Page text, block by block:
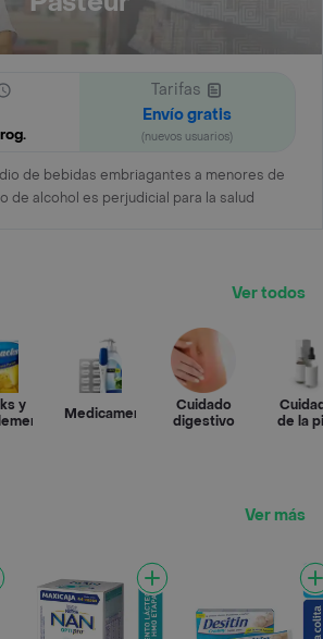
Tarifas
Envío gratis
(nuevos usuarios)
de bebidas embriagantes a menores de
de alcohol es perjudicial para la salud
Ver todos
y
Medicamentos
Cuidado
digestivo
de la
Ver más